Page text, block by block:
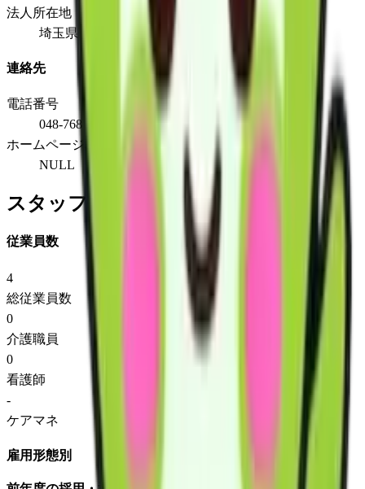
法人所在地
埼玉県蓮田市黒浜4825
連絡先
電話番号
048-768-1651
ホームページ
NULL
スタッフ情報
従業員数
4
総従業員数
0
介護職員
0
看護師
-
ケアマネ
雇用形態別